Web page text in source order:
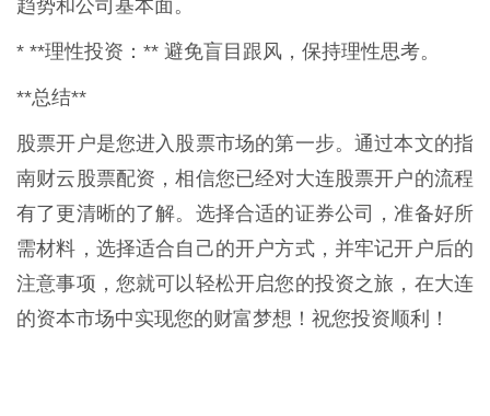
趋势和公司基本面。
* **理性投资：** 避免盲目跟风，保持理性思考。
**总结**
股票开户是您进入股票市场的第一步。通过本文的指
南财云股票配资，相信您已经对大连股票开户的流程
有了更清晰的了解。选择合适的证券公司，准备好所
需材料，选择适合自己的开户方式，并牢记开户后的
注意事项，您就可以轻松开启您的投资之旅，在大连
的资本市场中实现您的财富梦想！祝您投资顺利！